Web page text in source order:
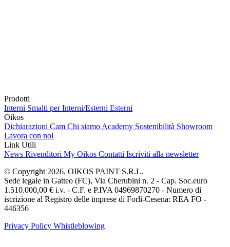
Prodotti
Interni Smalti per Interni/Esterni Esterni
Oikos
Dichiarazioni Cam Chi siamo Academy Sostenibilità Showroom
Lavora con noi
Link Utili
News Rivenditori My Oikos Contatti Iscriviti alla newsletter
© Copyright 2026. OIKOS PAINT S.R.L.
Sede legale in Gatteo (FC), Via Cherubini n. 2 - Cap. Soc.euro
1.510.000,00 € i.v. - C.F. e P.IVA 04969870270 - Numero di
iscrizione al Registro delle imprese di Forlì-Cesena: REA FO -
446356
Privacy Policy Whistleblowing